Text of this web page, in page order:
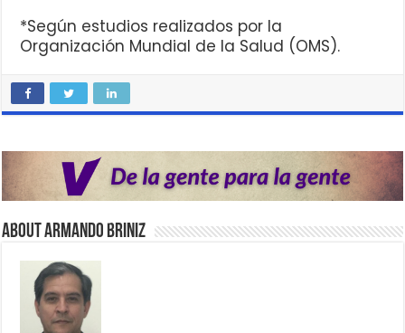
*Según estudios realizados por la
Organización Mundial de la Salud (OMS).
About Armando Briniz